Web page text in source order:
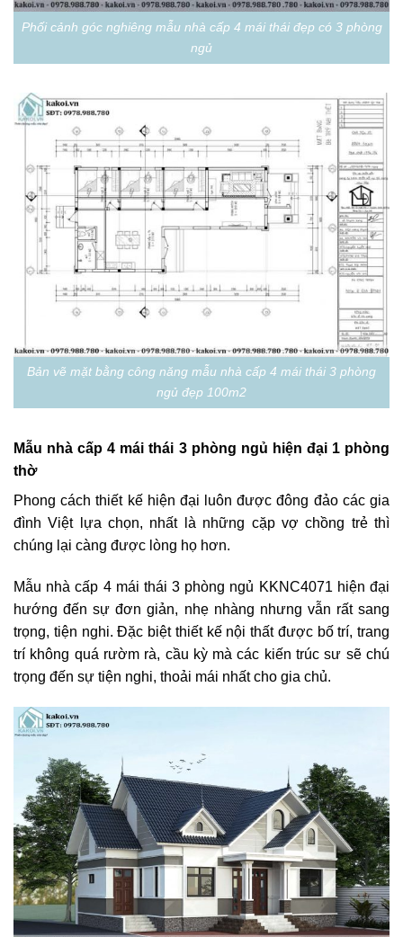
Phối cảnh góc nghiêng mẫu nhà cấp 4 mái thái đẹp có 3 phòng
ngủ
Bản vẽ mặt bằng công năng mẫu nhà cấp 4 mái thái 3 phòng
ngủ đẹp 100m2
Mẫu nhà cấp 4 mái thái 3 phòng ngủ hiện đại 1 phòng
thờ
Phong cách thiết kế hiện đại luôn được đông đảo các gia
đình Việt lựa chọn, nhất là những cặp vợ chồng trẻ thì
chúng lại càng được lòng họ hơn.
Mẫu nhà cấp 4 mái thái 3 phòng ngủ KKNC4071 hiện đại
hướng đến sự đơn giản, nhẹ nhàng nhưng vẫn rất sang
trọng, tiện nghi. Đặc biệt thiết kế nội thất được bố trí, trang
trí không quá rườm rà, cầu kỳ mà các kiến trúc sư sẽ chú
trọng đến sự tiện nghi, thoải mái nhất cho gia chủ.